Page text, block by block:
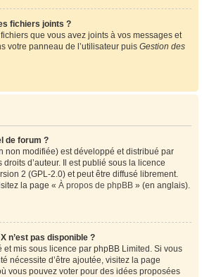
fichiers joints ?
que vous avez joints à vos messages et
votre panneau de l’utilisateur puis Gestion des
de forum ?
non modifiée) est développé et distribué par
droits d’auteur. Il est publié sous la licence
2 (GPL-2.0) et peut être diffusé librement.
la page « À propos de phpBB » (en anglais).
n’est pas disponible ?
mis sous licence par phpBB Limited. Si vous
nécessite d’être ajoutée, visitez la page
vous pouvez voter pour des idées proposées